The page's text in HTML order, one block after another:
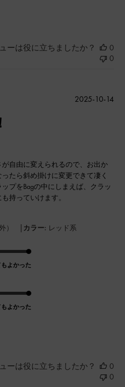
ーは役に立ちましたか？
0
0
自由に変えられるので、お出か
たら斜め掛けに変更できて凄く
プをBagの中にしまえば、クラッ
持っていけます。
） | カラー: レッド系
もよかった
もよかった
公
2025-10-14
ーは役に立ちましたか？
0
0